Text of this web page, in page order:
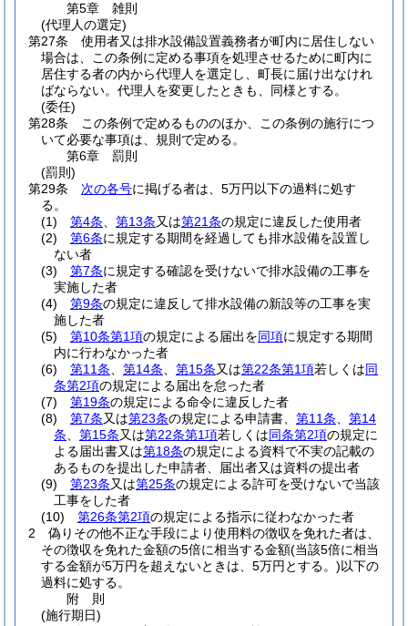
第5章
雑則
(代理人の選定)
第27条
使用者又は排水設備設置義務者が町内に居住しない
場合は、この条例に定める事項を処理させるために町内に
居住する者の内から代理人を選定し、町長に届け出なけれ
ばならない。 代理人を変更したときも、同様とする。
(委任)
第28条
この条例で定めるもののほか、この条例の施行につ
いて必要な事項は、規則で定める。
第6章
罰則
(罰則)
第29条
次の各号に掲げる者は、5万円以下の過料に処す
る。
(1)
第4条 第13条又は第21条の規定に違反した使用者
(2)
第6条に規定する期間を経過しても排水設備を設置し
ない者
(3)
第7条に規定する確認を受けないで排水設備の工事を
実施した者
(4)
第9条の規定に違反して排水設備の新設等の工事を実
施した者
(5)
第10条第1項の規定による届出を同項に規定する期間
内に行わなかった者
(6)
第11条 第14条 第15条又は第22条第1項若しくは同
条第2項の規定による届出を怠った者
(7)
第19条の規定による命令に違反した者
(8)
第7条又は第23条の規定による申請書、 第11条
第14
条
第15条又は第22条第1項若しくは同条第2項の規定に
よる届出書又は第18条の規定による資料で不実の記載の
あるものを提出した申請者、届出者又は資料の提出者
(9)
第23条又は第25条の規定による許可を受けないで当該
工事をした者
(10)
第26条第2項の規定による指示に従わなかった者
2
偽りその他不正な手段により使用料の徴収を免れた者は、
その徴収を免れた金額の5倍に相当する金額(当該5倍に相当
する金額が5万円を超えないときは、5万円とする。)以下の
過料に処する。
附 則
(施行期日)